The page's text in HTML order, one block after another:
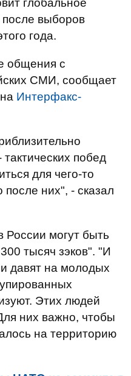
глобальное
после выборов
года.
общения с
СМИ, сообщает
Интерфакс-
тактических побед
для чего-то
после них", - сказал
России могут быть
тысяч зэков". "И
давят на молодых
Этих людей
них важно, чтобы
на территорию